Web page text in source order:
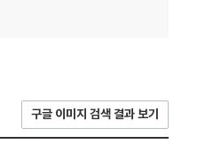
구글 이미지 검색 결과 보기